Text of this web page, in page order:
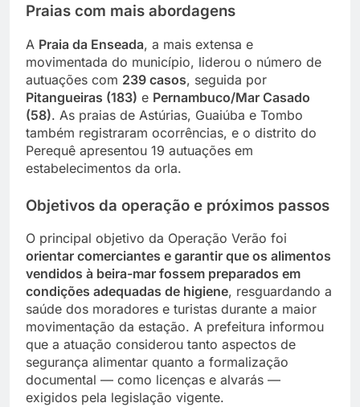
Praias com mais abordagens
A Praia da Enseada, a mais extensa e
movimentada do município, liderou o número de
autuações com 239 casos, seguida por
Pitangueiras (183) e Pernambuco/Mar Casado
(58). As praias de Astúrias, Guaiúba e Tombo
também registraram ocorrências, e o distrito do
Perequê apresentou 19 autuações em
estabelecimentos da orla.
Objetivos da operação e próximos passos
O principal objetivo da Operação Verão foi
orientar comerciantes e garantir que os alimentos
vendidos à beira-mar fossem preparados em
condições adequadas de higiene, resguardando a
saúde dos moradores e turistas durante a maior
movimentação da estação. A prefeitura informou
que a atuação considerou tanto aspectos de
segurança alimentar quanto a formalização
documental — como licenças e alvarás —
exigidos pela legislação vigente.